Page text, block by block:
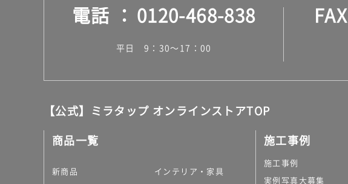
電話 0120-468-838
平日 9：30～17：00
FAX
【公式】ミラタップ オンラインストアTOP
商品一覧
新商品
インテリア・家具
施工事例
施工事例
実例写真大募集